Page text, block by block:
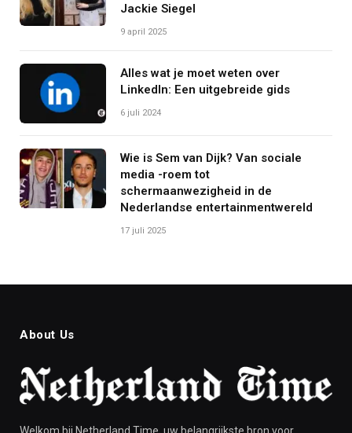
Jackie Siegel
9 april 2025
Alles wat je moet weten over
LinkedIn: Een uitgebreide gids
6 juli 2024
Wie is Sem van Dijk? Van sociale
media -roem tot
schermaanwezigheid in de
Nederlandse entertainmentwereld
17 juli 2025
About Us
Welkom bij Netherland Time, uw belangrijkste bron voor